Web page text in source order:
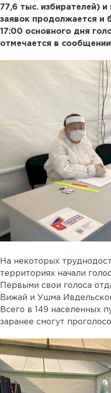
77,6 тыс. избирателей)
заявок продолжается и
17:00 основного дня
отмечается в
На некоторых
территориях начали
Первыми свои голоса
Вижай и Ушма
Всего в 149 населенных
заранее смогут